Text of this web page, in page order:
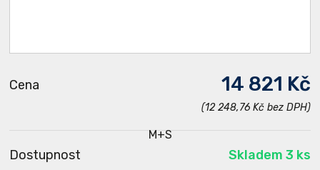
Cena 14 821 Kč
(12 248,76 Kč bez DPH)
Dostupnost Skladem 3 ks